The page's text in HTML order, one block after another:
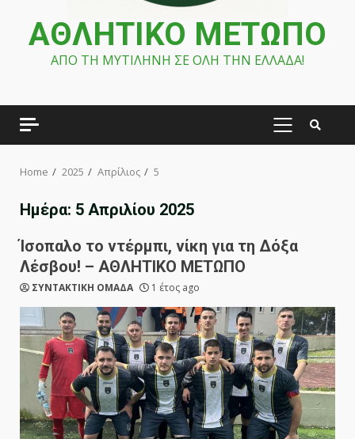
ΑΘΛΗΤΙΚΟ ΜΕΤΩΠΟ
ΑΠΟ ΤΗ ΜΥΤΙΛΗΝΗ ΣΕ ΟΛΗ ΤΗΝ ΕΛΛΑΔΑ!
PRIMARY
Home 2025 Απρίλιος 5
Ημέρα: 5 Απριλίου 2025
Ίσοπαλο το ντέρμπι, νίκη για τη Δόξα
Λέσβου! – ΑΘΛΗΤΙΚΟ ΜΕΤΩΠΟ
ΣΥΝΤΑΚΤΙΚΗ ΟΜΑΔΑ 1 έτος ago